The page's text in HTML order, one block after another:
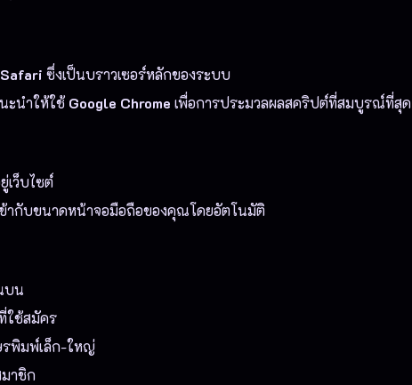
Safari ซึ่งเป็นบราวเซอร์หลักของระบบ
ะนำให้ใช้ Google Chrome เพื่อการประมวลผลสคริปต์ที่สมบูรณ์ที่สุด
เว็บไซต์
ข้ากับขนาดหน้าจอมือถือของคุณโดยอัตโนมัติ
บน
ใช้สมัคร
พิมพ์เล็ก-ใหญ่
าชิก